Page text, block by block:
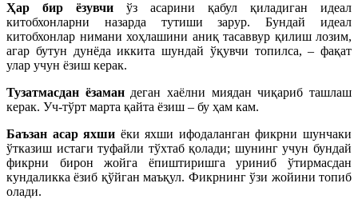
Ҳар бир ёзувчи ўз асарини қабул қиладиган идеал
китобхонларни назарда тутиши зарур. Бундай идеал
китобхонлар нимани хоҳлашини аниқ тасаввур қилиш лозим,
агар бутун дунёда иккита шундай ўқувчи топилса, – фақат
улар учун ёзиш керак.
Тузатмасдан ёзамандеган хаёлни миядан чиқариб ташлаш
керак. Уч-тўрт марта қайта ёзиш – бу ҳам кам.
Баъзан асар яхши ёки яхши ифодаланган фикрни шунчаки
ўтказиш истаги туфайли тўхтаб қолади; шунинг учун бундай
фикрни бирон жойга ёпиштиришга уриниб ўтирмасдан
кундаликка ёзиб қўйган маъқул. Фикрнинг ўзи жойини топиб
олади.